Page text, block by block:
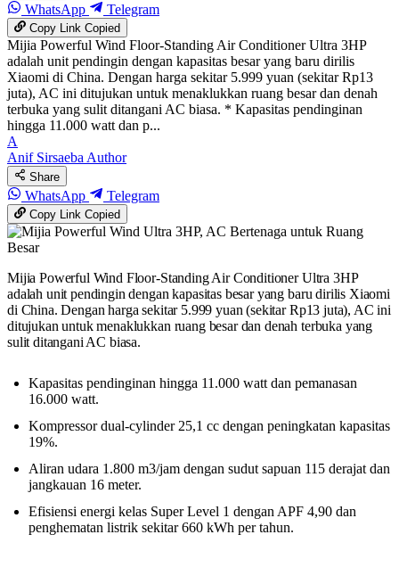
WhatsApp Telegram
Copy LinkCopied
Mijia Powerful Wind Floor-Standing Air Conditioner Ultra 3HP
adalah unit pendingin dengan kapasitas besar yang baru dirilis
Xiaomi di China. Dengan harga sekitar 5.999 yuan (sekitar Rp13
juta), AC ini ditujukan untuk menaklukkan ruang besar dan denah
terbuka yang sulit ditangani AC biasa. * Kapasitas pendinginan
hingga 11.000 watt dan p...
A
Anif SirsaebaAuthor
Share
WhatsApp Telegram
Copy LinkCopied
Mijia Powerful Wind Floor-Standing Air Conditioner Ultra 3HP
adalah unit pendingin dengan kapasitas besar yang baru dirilis Xiaomi
di China. Dengan harga sekitar 5.999 yuan (sekitar Rp13 juta), AC ini
ditujukan untuk menaklukkan ruang besar dan denah terbuka yang
sulit ditangani AC biasa.
Kapasitas pendinginan hingga 11.000 watt dan pemanasan
16.000 watt.
Kompressor dual-cylinder 25,1 cc dengan peningkatan kapasitas
19%.
Aliran udara 1.800 m3/jam dengan sudut sapuan 115 derajat dan
jangkauan 16 meter.
Efisiensi energi kelas Super Level 1 dengan APF 4,90 dan
penghematan listrik sekitar 660 kWh per tahun.